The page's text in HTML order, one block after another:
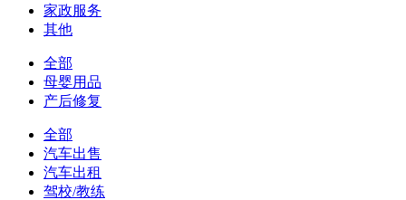
家政服务
其他
全部
母婴用品
产后修复
全部
汽车出售
汽车出租
驾校/教练